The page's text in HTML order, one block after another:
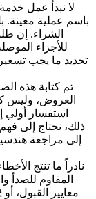
في Neway، لا نبدأ عمل خدمة
باسم عملية معينة.
الشراء. إن
للأجزاء
تحديد ما يجب
تم كتابة هذه
العروض، وليس
استفسار أولي
ذلك، نحتاج إلى فهم
إلى مراجعة
نادراً ما تنتج
المقاوم للصدأ